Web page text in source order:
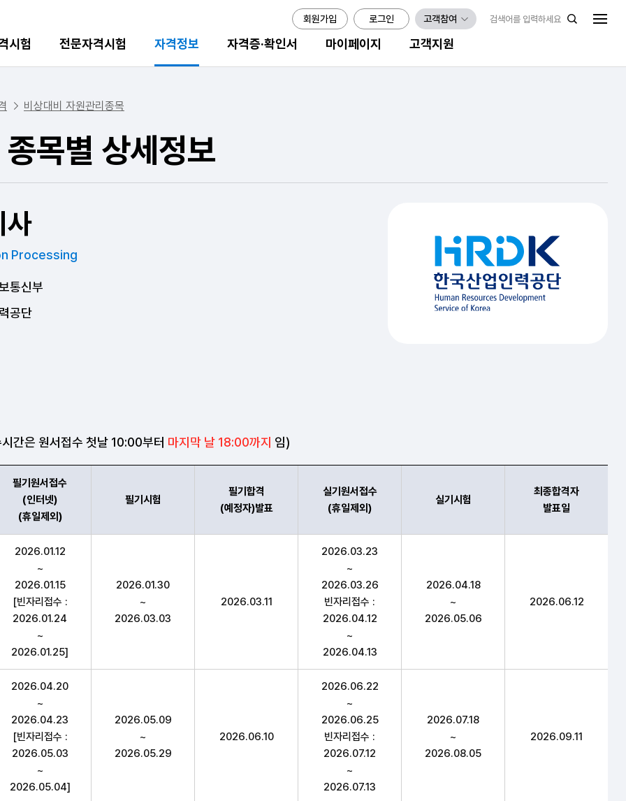
시험 전문자격시험 자격정보 자격증·확인서 마이페이지 고객지원
회원가입 로그인 고객참여
비상대비 자원관리종목
목별 상세정보
사
Processing
통신부
공단
간은 원서접수 첫날 10:00부터 마지막 날 18:00까지 임)
서접수(인터넷)(휴일제외),필기시험(예정자)발표,실기원서접수(휴일제외),실기시험,최종합격자 발표일 항목 순으로 시험
필기원서접수
(인터넷)
(휴일제외)
필기시험
필기합격
(예정자)발표
실기원서접수
(휴일제외)
실기시험
최종합격자
발표일
2026.01.12
~
2026.01.15
[빈자리접수 :
2026.01.24
~
2026.01.25]
2026.01.30
~
2026.03.03
2026.03.11
2026.03.23
~
2026.03.26
빈자리접수 :
2026.04.12
~
2026.04.13
2026.04.18
~
2026.05.06
2026.06.12
2026.04.20
~
2026.04.23
[빈자리접수 :
2026.05.03
~
2026.05.04]
2026.05.09
~
2026.05.29
2026.06.10
2026.06.22
~
2026.06.25
빈자리접수 :
2026.07.12
~
2026.07.13
2026.07.18
~
2026.08.05
2026.09.11